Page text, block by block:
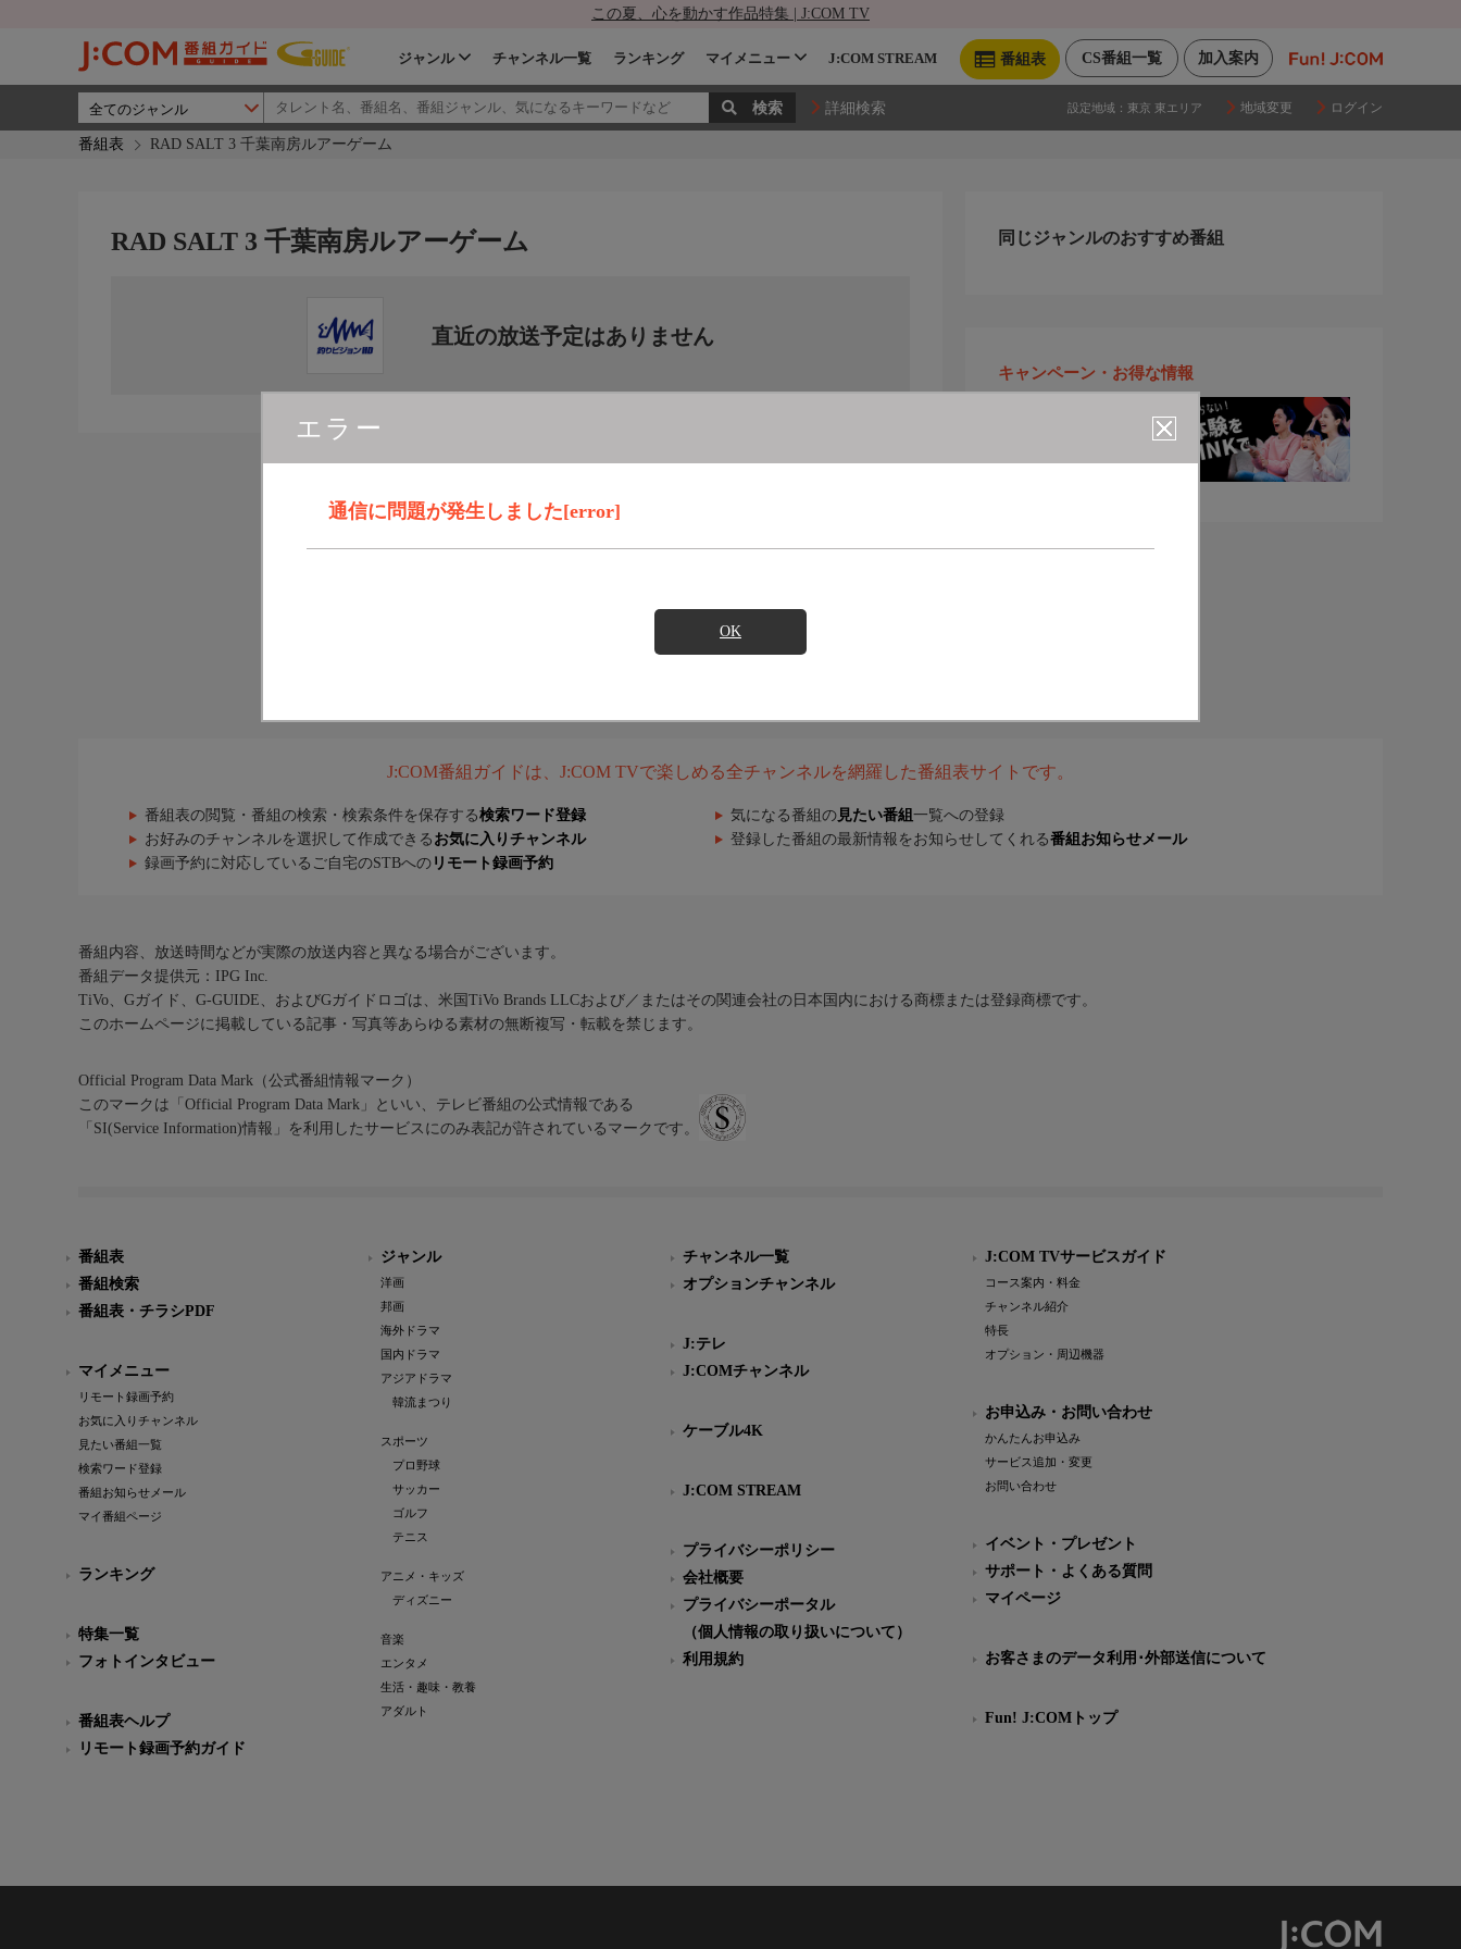
この夏、心を動かす作品特集 | J:COM TV
加入案内
CS番組一覧
番組表
ジャンル チャンネル一覧 ランキング マイメニュー J:COM STREAM
詳細検索 設定地域： 東京 東エリア 地域変更 ログイン
番組表 RAD SALT 3 千葉南房ルアーゲーム
エラー
通信に問題が発生しました[error]
OK
RAD SALT 3 千葉南房ルアーゲーム
直近の放送予定はありません
同じジャンルのおすすめ番組
キャンペーン・お得な情報
J:COM番組ガイドは、J:COM TVで楽しめる全チャンネルを網羅した番組表サイトです。
番組表の閲覧・番組の検索・検索条件を保存する検索ワード登録 気になる番組の 見たい番組 一覧への登録
お好みのチャンネルを選択して作成できる お気に入りチャンネル 登録した番組の最新情報をお知らせしてくれる番組お知らせメール
録画予約に対応しているご自宅のSTBへの リモート録画予約
番組内容、放送時間などが実際の放送内容と異なる場合がございます。
番組データ提供元：IPG Inc.
TiVo、Gガイド、G-GUIDE、およびGガイドロゴは、米国TiVo Brands LLCおよび／またはその関連会社の日本国内における商標または登録商標です。
このホームページに掲載している記事・写真等あらゆる素材の無断複写・転載を禁じます。
Official Program Data Mark（公式番組情報マーク）
このマークは「Official Program Data Mark」といい、テレビ番組の公式情報である
「SI(Service Information)情報」を利用したサービスにのみ表記が許されているマークです。
番組表
番組検索
番組表・チラシPDF
マイメニュー
リモート録画予約
お気に入りチャンネル
見たい番組一覧
検索ワード登録
番組お知らせメール
マイ番組ページ
ランキング
特集一覧
フォトインタビュー
番組表ヘルプ
リモート録画予約ガイド
ジャンル
洋画
邦画
海外ドラマ
国内ドラマ
アジアドラマ
韓流まつり
スポーツ
プロ野球
サッカー
ゴルフ
テニス
アニメ・キッズ
ディズニー
音楽
エンタメ
生活・趣味・教養
アダルト
チャンネル一覧
オプションチャンネル
J:テレ
J:COMチャンネル
ケーブル4K
J:COM STREAM
プライバシーポリシー
会社概要
プライバシーポータル
（個人情報の取り扱いについて）
利用規約
J:COM TVサービスガイド
コース案内・料金
チャンネル紹介
特長
オプション・周辺機器
お申込み・お問い合わせ
かんたんお申込み
サービス追加・変更
お問い合わせ
イベント・プレゼント
サポート・よくある質問
マイページ
お客さまのデータ利用･外部送信について
Fun! J:COMトップ